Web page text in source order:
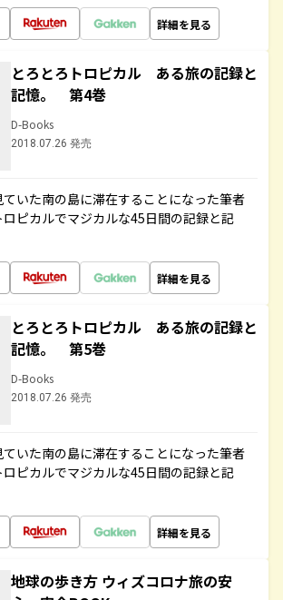
詳細を見る
とろとろトロピカル ある旅の記録と
記憶。 第4巻
D-Books
2018.07.26 発売
いた南の島に滞在することになった筆者
ピカルでマジカルな45日間の記録と記
詳細を見る
とろとろトロピカル ある旅の記録と
記憶。 第5巻
D-Books
2018.07.26 発売
いた南の島に滞在することになった筆者
ピカルでマジカルな45日間の記録と記
詳細を見る
地球の歩き方 ウィズコロナ旅の安